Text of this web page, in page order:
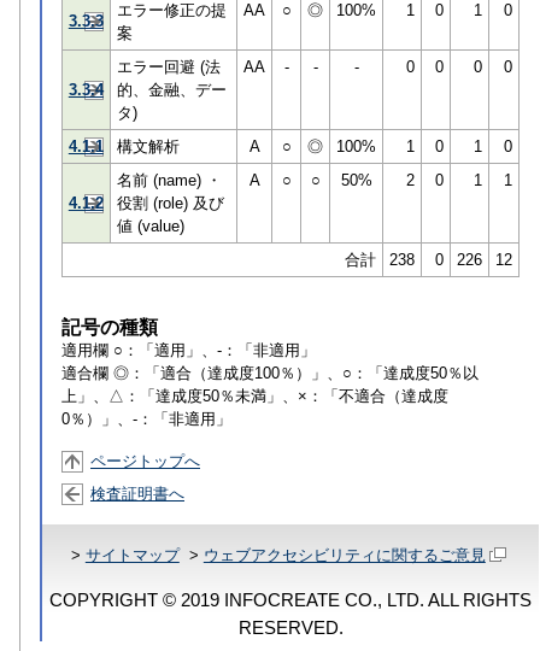
3.3.3
エラー修正の提
案
AA ○ ◎ 100% 1 0 1 0
3.3.4
エラー回避 (法
的、金融、デー
タ)
AA - - - 0 0 0 0
4.1.1 構文解析 A ○ ◎ 100% 1 0 1 0
4.1.2
名前 (name) ・
役割 (role) 及び
値 (value)
A ○ ○ 50% 2 0 1 1
合計 238 0 226 12
記号の種類
適用欄 ○：「適用」、-：「非適用」
適合欄 ◎：「適合（達成度100％）」、○：「達成度50％以
上」、△：「達成度50％未満」、×：「不適合（達成度
0％）」、-：「非適用」
ページトップへ
検査証明書へ
> サイトマップ> ウェブアクセシビリティに関するご意見
COPYRIGHT © 2019 INFOCREATE CO., LTD. ALL RIGHTS
RESERVED.